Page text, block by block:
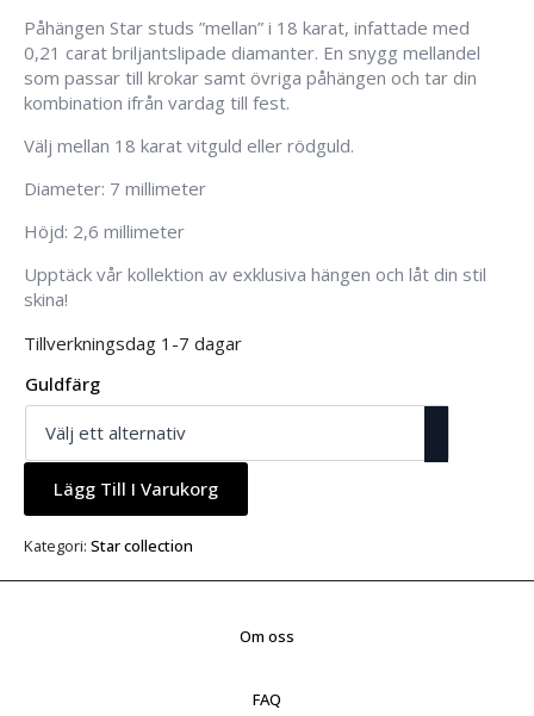
Påhängen Star studs ”mellan” i 18 karat, infattade med
0,21 carat briljantslipade diamanter. En snygg mellandel
som passar till krokar samt övriga påhängen och tar din
kombination ifrån vardag till fest.
Välj mellan 18 karat vitguld eller rödguld.
Diameter: 7 millimeter
Höjd: 2,6 millimeter
Upptäck vår kollektion av exklusiva hängen och låt din stil
skina!
Tillverkningsdag 1-7 dagar
Guldfärg
Lägg Till I Varukorg
Kategori: Star collection
Om oss
FAQ